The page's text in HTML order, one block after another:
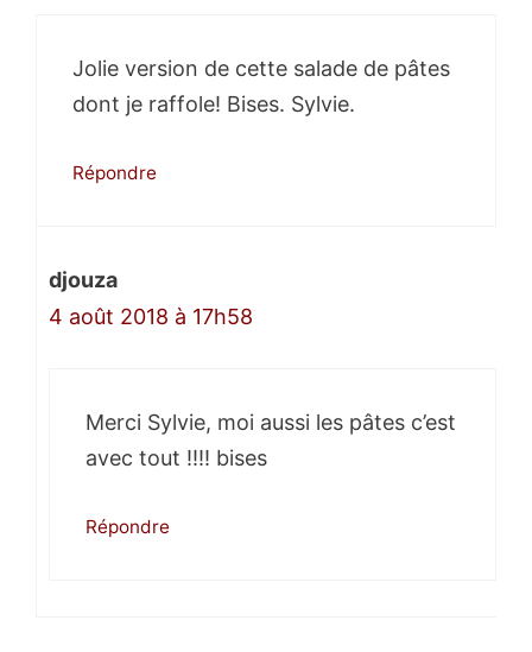
Jolie version de cette salade de pâtes
dont je raffole! Bises. Sylvie.
Répondre
djouza
4 août 2018 à 17h58
Merci Sylvie, moi aussi les pâtes c’est
avec tout !!!! bises
Répondre